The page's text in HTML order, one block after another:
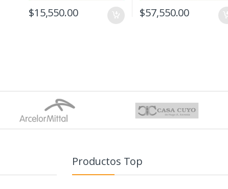
$15,550.00 $57,550.00
Productos Top